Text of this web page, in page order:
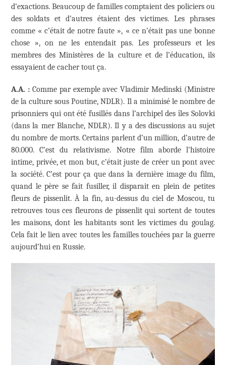
d’exactions. Beaucoup de familles comptaient des policiers ou
des soldats et d’autres étaient des victimes. Les phrases
comme « c’était de notre faute », « ce n’était pas une bonne
chose », on ne les entendait pas. Les professeurs et les
membres des Ministères de la culture et de l’éducation, ils
essayaient de cacher tout ça.
A.A. :Comme par exemple avec Vladimir Medinski (Ministre
de la culture sous Poutine, NDLR). Il a minimisé le nombre de
prisonniers qui ont été fusillés dans l’archipel des îles Solovki
(dans la mer Blanche, NDLR). Il y a des discussions au sujet
du nombre de morts. Certains parlent d’un million, d’autre de
80.000. C’est du relativisme. Notre film aborde l’histoire
intime, privée, et mon but, c’était juste de créer un pont avec
la société. C’est pour ça que dans la dernière image du film,
quand le père se fait fusiller, il disparait en plein de petites
fleurs de pissenlit. À la fin, au-dessus du ciel de Moscou, tu
retrouves tous ces fleurons de pissenlit qui sortent de toutes
les maisons, dont les habitants sont les victimes du goulag.
Cela fait le lien avec toutes les familles touchées par la guerre
aujourd’hui en Russie.